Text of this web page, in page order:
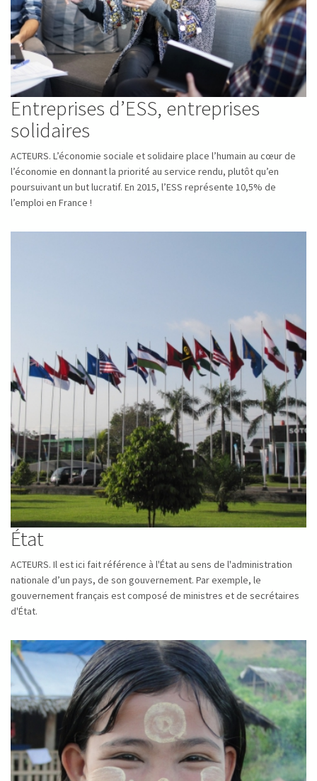
Entreprises d’ESS, entreprises
solidaires
ACTEURS. L’économie sociale et solidaire place l’humain au cœur de
l’économie en donnant la priorité au service rendu, plutôt qu’en
poursuivant un but lucratif. En 2015, l’ESS représente 10,5% de
l’emploi en France !
État
ACTEURS. Il est ici fait référence à l'État au sens de l'administration
nationale d’un pays, de son gouvernement. Par exemple, le
gouvernement français est composé de ministres et de secrétaires
d'État.